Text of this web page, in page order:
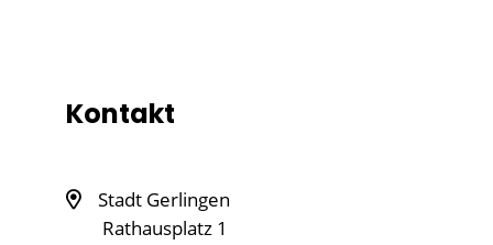
Kontakt
Stadt Gerlingen
Rathausplatz 1